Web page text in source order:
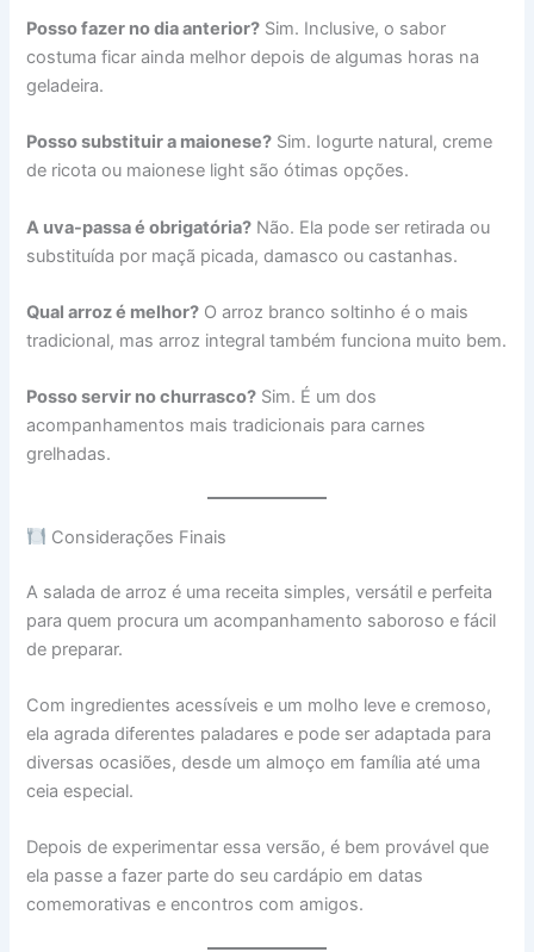
Posso fazer no dia anterior? Sim. Inclusive, o sabor
costuma ficar ainda melhor depois de algumas horas na
geladeira.
Posso substituir a maionese? Sim. Iogurte natural, creme
de ricota ou maionese light são ótimas opções.
A uva-passa é obrigatória? Não. Ela pode ser retirada ou
substituída por maçã picada, damasco ou castanhas.
Qual arroz é melhor? O arroz branco soltinho é o mais
tradicional, mas arroz integral também funciona muito bem.
Posso servir no churrasco? Sim. É um dos
acompanhamentos mais tradicionais para carnes
grelhadas.
Considerações Finais
A salada de arroz é uma receita simples, versátil e perfeita
para quem procura um acompanhamento saboroso e fácil
de preparar.
Com ingredientes acessíveis e um molho leve e cremoso,
ela agrada diferentes paladares e pode ser adaptada para
diversas ocasiões, desde um almoço em família até uma
ceia especial.
Depois de experimentar essa versão, é bem provável que
ela passe a fazer parte do seu cardápio em datas
comemorativas e encontros com amigos.